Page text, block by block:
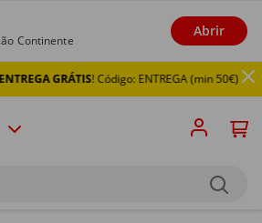
Continente
Abrir
GRÁTIS! Código: ENTREGA (min 50€)